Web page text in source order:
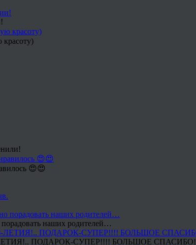
красоту)
😍😍
наших родителей…
ПОДАРОК-СУПЕР!!!! БОЛЬШОЕ СПАСИБО!